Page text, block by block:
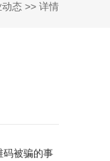
动态 >> 详情
码被骗的事